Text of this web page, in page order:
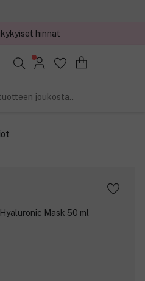
hinnat
joukosta..